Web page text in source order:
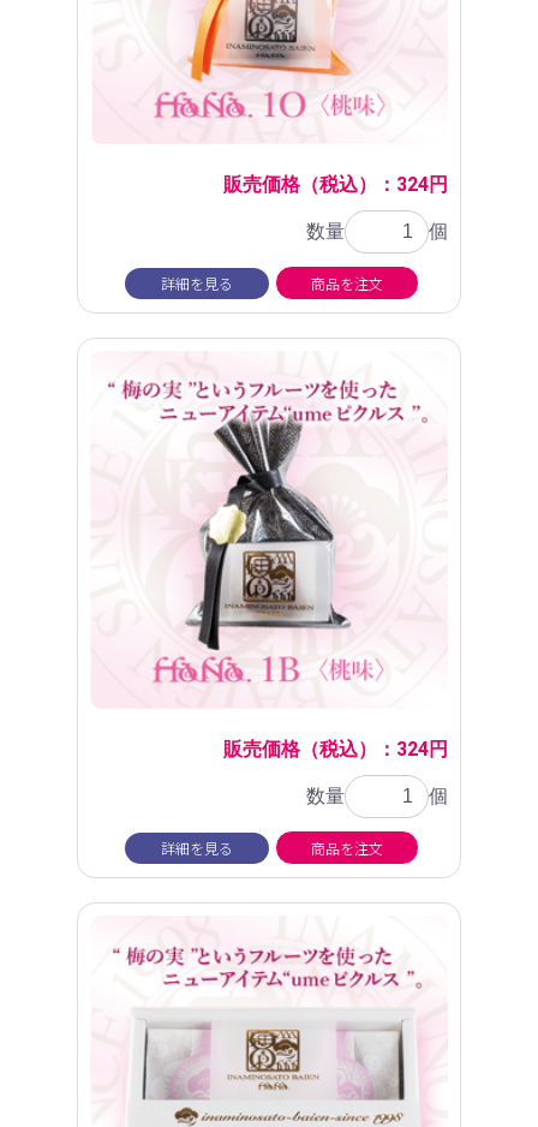
販売価格（税込）：324円
数量 個
詳細を見る 商品を注文
販売価格（税込）：324円
数量 個
詳細を見る 商品を注文